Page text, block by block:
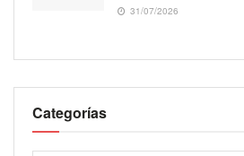
31/07/2026
Categorías